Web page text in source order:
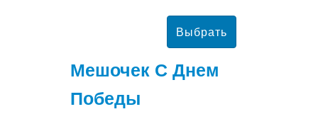
Мешочек С Днем
Победы